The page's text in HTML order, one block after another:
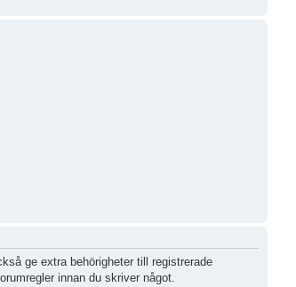
ge extra behörigheter till registrerade
innan du skriver något.